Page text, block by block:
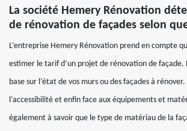
La société Hemery Rénovation
de rénovation de façades selon
L’entreprise Hemery Rénovation prend en compte
estimer le tarif d’un projet de rénovation de façade.
base sur l’état de vos murs ou des façades à
l’accessibilité et enfin face aux équipements et
également à savoir que le type de matériau de la